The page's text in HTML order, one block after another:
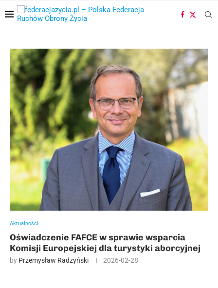
Aktualności
Oświadczenie FAFCE w sprawie wsparcia
Komisji Europejskiej dla turystyki aborcyjnej
by Przemysław Radzyński 2026-02-28